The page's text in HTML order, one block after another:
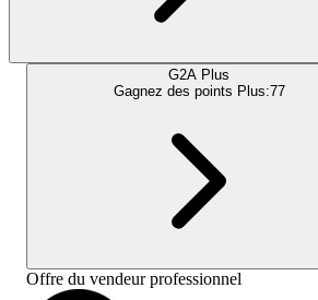
G2A Plus
Gagnez des points Plus:77
Offre du vendeur professionnel